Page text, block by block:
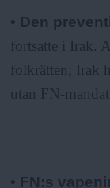
• Den
fortsatte i Irak.
folkrätten; Irak
utan FN-
• FN:s